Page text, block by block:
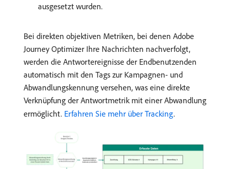
ausgesetzt wurden.
Bei direkten objektiven Metriken, bei denen Adobe
Journey Optimizer Ihre Nachrichten nachverfolgt,
werden die Antwortereignisse der Endbenutzenden
automatisch mit den Tags zur Kampagnen- und
Abwandlungskennung versehen, was eine direkte
Verknüpfung der Antwortmetrik mit einer Abwandlung
ermöglicht. Erfahren Sie mehr über Tracking.